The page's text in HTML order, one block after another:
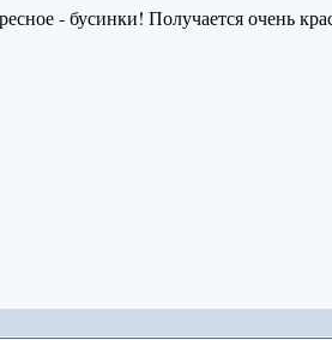
- бусинки! Получается очень